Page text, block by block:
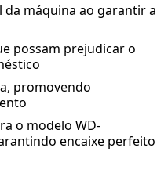
máquina ao garantir a
possam prejudicar o
promovendo
o modelo WD-
encaixe perfeito